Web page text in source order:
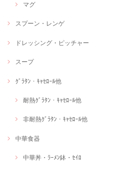
マグ
スプーン・レンゲ
ドレッシング・ピッチャー
スープ
ｸﾞﾗﾀﾝ・ｷｬｾﾛｰﾙ他
耐熱ｸﾞﾗﾀﾝ・ｷｬｾﾛｰﾙ他
非耐熱ｸﾞﾗﾀﾝ・ｷｬｾﾛｰﾙ他
中華食器
中華丼・ﾗｰﾒﾝ鉢・ｾｲﾛ